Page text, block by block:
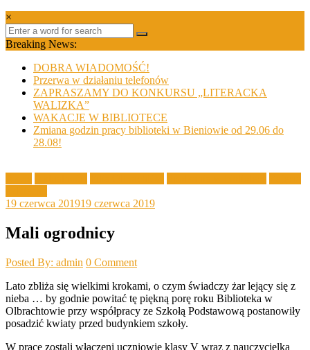
×
Breaking News:
DOBRA WIADOMOŚĆ!
Przerwa w działaniu telefonów
ZAPRASZAMY DO KONKURSU „LITERACKA
WALIZKA”
WAKACJE W BIBLIOTECE
Zmiana godzin pracy biblioteki w Bieniowie od 29.06 do
28.08!
19 czerwca 201919 czerwca 2019
Mali ogrodnicy
Posted By: admin 0 Comment
Lato zbliża się wielkimi krokami, o czym świadczy żar lejący się z
nieba … by godnie powitać tę piękną porę roku Biblioteka w
Olbrachtowie przy współpracy ze Szkołą Podstawową postanowiły
posadzić kwiaty przed budynkiem szkoły.
W prace zostali włączeni uczniowie klasy V wraz z nauczycielką